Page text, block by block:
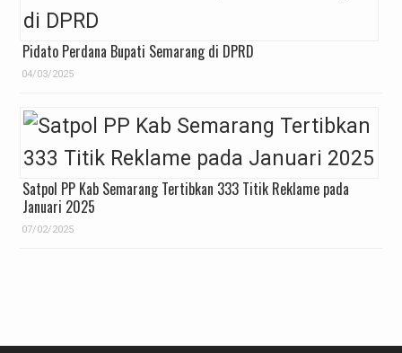
Pidato Perdana Bupati Semarang di DPRD
04/03/2025
Satpol PP Kab Semarang Tertibkan 333 Titik Reklame pada
Januari 2025
07/02/2025